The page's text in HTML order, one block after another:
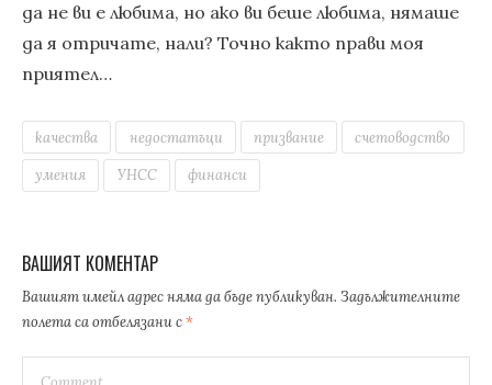
да не ви е любима, но ако ви беше любима, нямаше
да я отричате, нали? Точно както прави моя
приятел…
качества недостатъци призвание счетоводство
умения УНСС финанси
ВАШИЯТ КОМЕНТАР
Вашият имейл адрес няма да бъде публикуван. Задължителните
полета са отбелязани с*